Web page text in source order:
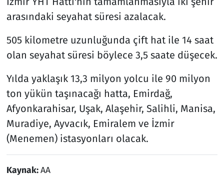
arasındaki seyahat süresi azalacak.
505 kilometre uzunluğunda çift hat ile 14 saat
olan seyahat süresi böylece 3,5 saate düşecek.
Yılda yaklaşık 13,3 milyon yolcu ile 90 milyon
ton yükün taşınacağı hatta, Emirdağ,
Afyonkarahisar, Uşak, Alaşehir, Salihli, Manisa,
Muradiye, Ayvacık, Emiralem ve İzmir
(Menemen) istasyonları olacak.
Kaynak:AA
Teknoloji ve Bilim
Televizyon